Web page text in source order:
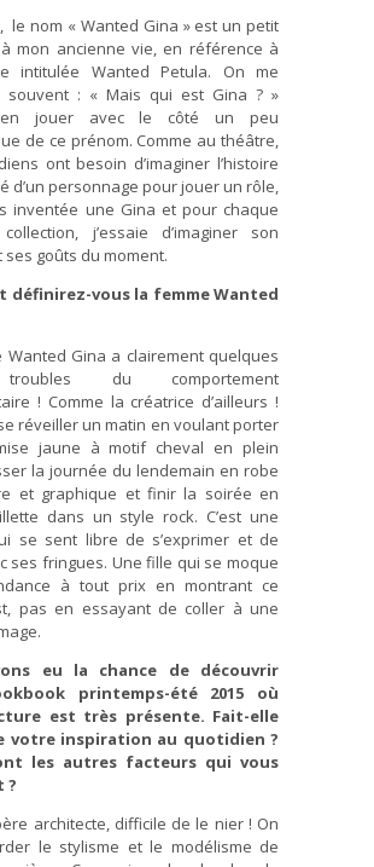
le nom « Wanted Gina » est un petit
mon ancienne vie, en référence à
intitulée Wanted Petula. On me
souvent : « Mais qui est Gina ? »
jouer avec le côté un peu
de ce prénom. Comme au théâtre,
ont besoin d’imaginer l’histoire
d’un personnage pour jouer un rôle,
inventée une Gina et pour chaque
j’essaie d’imaginer son
goûts du moment.
définirez-vous la femme Wanted
Wanted Gina a clairement quelques
du comportement
! Comme la créatrice d’ailleurs !
réveiller un matin en voulant porter
jaune à motif cheval en plein
la journée du lendemain en robe
et graphique et finir la soirée en
dans un style rock. C’est une
se sent libre de s’exprimer et de
ses fringues. Une fille qui se moque
à tout prix en montrant ce
pas en essayant de coller à une
eu la chance de découvrir
printemps-été 2015 où
est très présente. Fait-elle
votre inspiration au quotidien ?
les autres facteurs qui vous
?
architecte, difficile de le nier ! On
le stylisme et le modélisme de